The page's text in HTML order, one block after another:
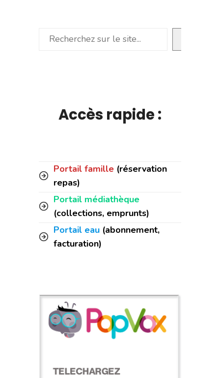
Rechercher
Accès rapide :
Portail famille (réservation
repas)
Portail médiathèque
(collections, emprunts)
Portail eau (abonnement,
facturation)